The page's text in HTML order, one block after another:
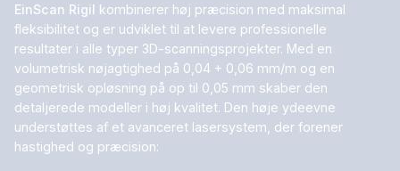
EinScan Rigil kombinerer høj præcision med maksimal
fleksibilitet og er udviklet til at levere professionelle
resultater i alle typer 3D-scanningsprojekter. Med en
volumetrisk nøjagtighed på 0,04 + 0,06 mm/m og en
geometrisk opløsning på op til 0,05 mm skaber den
detaljerede modeller i høj kvalitet. Den høje ydeevne
understøttes af et avanceret lasersystem, der forener
hastighed og præcision: